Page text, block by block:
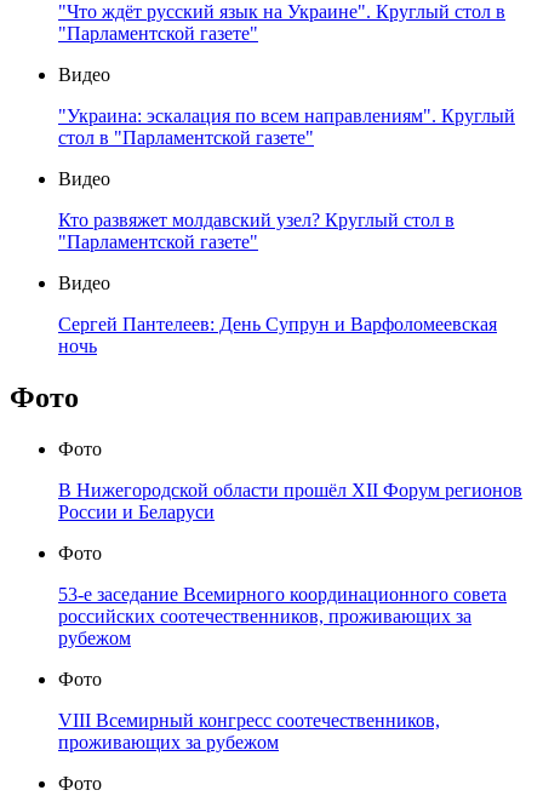
"Что ждёт русский язык на Украине". Круглый стол в
"Парламентской газете"
Видео
"Украина: эскалация по всем направлениям". Круглый
стол в "Парламентской газете"
Видео
Кто развяжет молдавский узел? Круглый стол в
"Парламентской газете"
Видео
Сергей Пантелеев: День Супрун и Варфоломеевская
ночь
Фото
Фото
В Нижегородской области прошёл XII Форум регионов
России и Беларуси
Фото
53-е заседание Всемирного координационного совета
российских соотечественников, проживающих за
рубежом
Фото
VIII Всемирный конгресс соотечественников,
проживающих за рубежом
Фото